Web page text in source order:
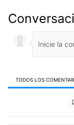
TODOS LOS
Todos los